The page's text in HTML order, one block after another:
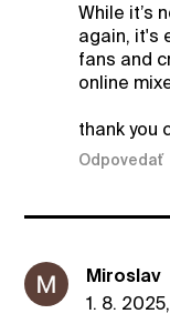
While it’s
again, it's
fans and
online
thank you
Odpovedať
Miroslav
1. 8.